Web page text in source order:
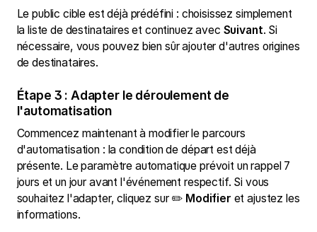
Le public cible est déjà prédéfini : choisissez simplement
la liste de destinataires et continuez avec Suivant. Si
nécessaire, vous pouvez bien sûr ajouter d'autres origines
de destinataires.
Étape 3 : Adapter le déroulement de
l'automatisation
Commencez maintenant à modifier le parcours
d'automatisation : la condition de départ est déjà
présente. Le paramètre automatique prévoit un rappel 7
jours et un jour avant l'événement respectif. Si vous
souhaitez l'adapter, cliquez sur ✏️ Modifier et ajustez les
informations.